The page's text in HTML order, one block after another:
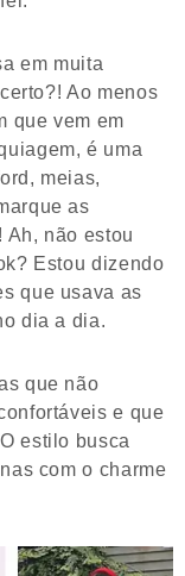
em muita
Ao menos
que vem em
é uma
meias,
as
Ah, não estou
Estou dizendo
que usava as
dia a dia.
que não
e que
estilo busca
com o charme